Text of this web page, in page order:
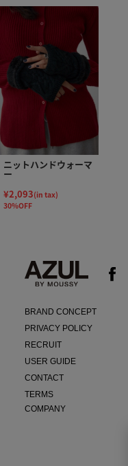
ニットハンドウォーマ
ー
¥2,093(in tax)
30%OFF
BRAND CONCEPT
PRIVACY POLICY
RECRUIT
USER GUIDE
CONTACT
TERMS
COMPANY